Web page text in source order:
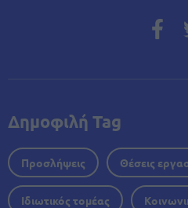
Δημοφιλή Tag
Προσλήψεις Θέσεις
Ιδιωτικός τομέας